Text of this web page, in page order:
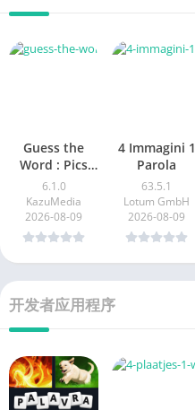
Guess the
Word : Pics
Quiz
6.1.0
KazuMedia
2026-08-09
4 Immagini 1
Parola
63.5.1
Lotum GmbH
2026-08-09
开发者应用程序